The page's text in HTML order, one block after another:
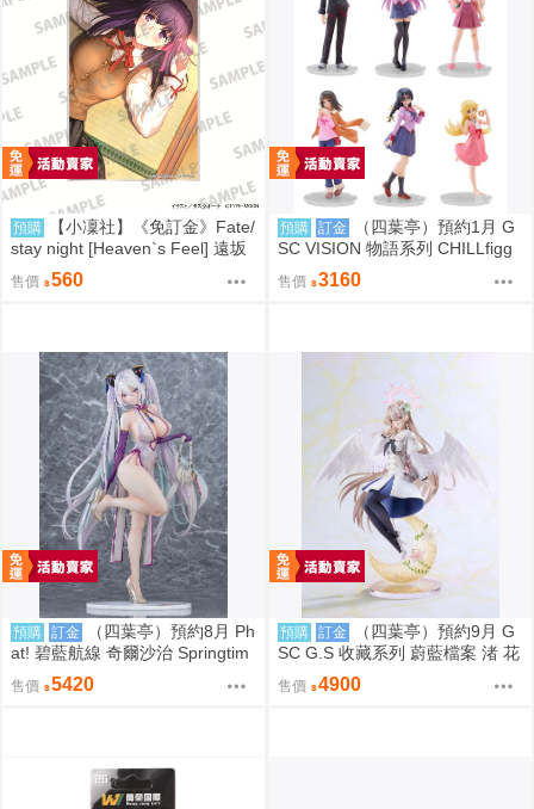
預購
【小凜社】《免訂金》Fate/
stay night [Heaven`s Feel] 遠坂
凜 間桐櫻 壓克力板
售價 560
預購 訂金
（四葉亭）預約1月 G
SC VISION 物語系列 CHILLfigg
化物語 中盒6入販售 0923
售價 3160
預購 訂金
（四葉亭）預約8月 Ph
at! 碧藍航線 奇爾沙治 Springtim
e Data 1/6 PVC 0923
售價 5420
預購 訂金
（四葉亭）預約9月 G
SC G.S 收藏系列 蔚藍檔案 渚 花
香微笑 1/7 PVC 完成品 0923
售價 4900